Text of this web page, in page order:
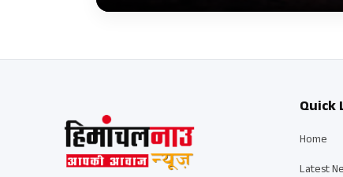
Quick
Home
Latest